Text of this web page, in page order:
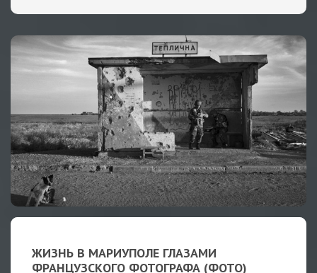
ЖИЗНЬ В МАРИУПОЛЕ ГЛАЗАМИ
ФРАНЦУЗСКОГО ФОТОГРАФА (ФОТО)